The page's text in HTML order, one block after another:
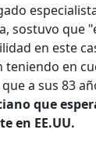
sostuvo que
en este
en
a sus 83
que
en EE.UU.